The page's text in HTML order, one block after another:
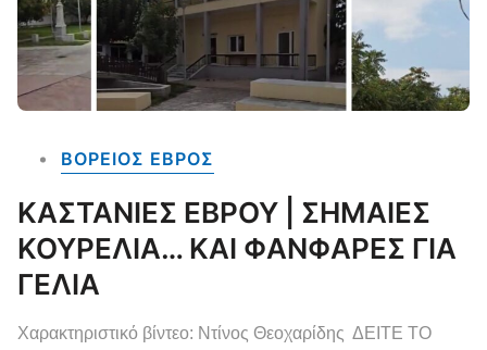
ΒΟΡΕΙΟΣ ΕΒΡΟΣ
ΚΑΣΤΑΝΙΕΣ ΕΒΡΟΥ | ΣΗΜΑΙΕΣ
ΚΟΥΡΕΛΙΑ… ΚΑΙ ΦΑΝΦΑΡΕΣ ΓΙΑ
ΓΕΛΙΑ
Χαρακτηριστικό βίντεο: Ντίνος Θεοχαρίδης ΔΕΙΤΕ ΤΟ